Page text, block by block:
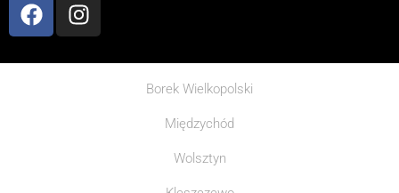
Borek Wielkopolski
Międzychód
Wolsztyn